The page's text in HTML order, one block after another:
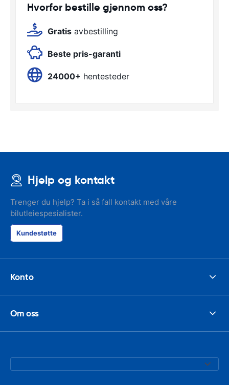
Hvorfor bestille gjennom oss?
Gratis avbestilling
Beste pris-garanti
24000+ hentesteder
Hjelp og kontakt
Trenger du hjelp? Ta i så fall kontakt med våre
bilutleiespesialister.
Kundestøtte
Konto
Om oss